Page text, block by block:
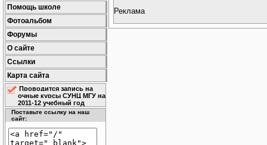
Помощь школе
Фотоальбом
Форумы
О сайте
Ссылки
Карта сайта
Проводится запись на
очные курсы СУНЦ МГУ на
2011-12 учебный год
Поставьте ссылку на наш
сайт:
Реклама